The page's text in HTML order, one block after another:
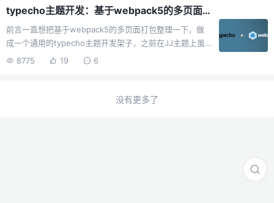
文件：vite-plugin-html.tsimport type { Plugin } from
"vite"; import posthtml from "posthtml"...
typecho主题开发：基于webpack5的多页面打包项目
前言一直想把基于webpack5的多页面打包整理一下，做
成一个通用的typecho主题开发架子，之前在JJ主题上虽
然以及由部分实现了，但是不是很理想，因为是第一次
的，起码各种框架都能通过按照包的方式使用，能用上先
8775 19 6
没有更多了